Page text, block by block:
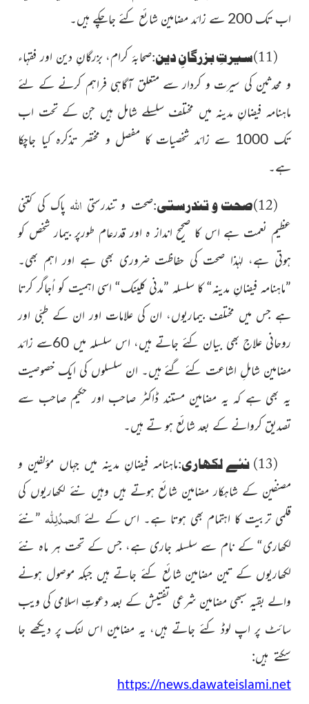
اب تک 200 سے زائد مضامین شائع کئے جاچکے ہیں۔
(11)سیرتِ بزرگانِ دین:
صحابۂ کرام، بزرگانِ دین اور فقہاء
و محدثین کی سیرت و کردار سے متعلق آگاہی فراہم کرنے کے لئے
ماہنامہ فیضانِ مدینہ میں مختلف سلسلے شامل ہیں جن کے تحت اب
تک 1000 سے زائد شخصیات کا مفصل و مختصر تذکرہ کیا جاچکا
ہے۔
(12)صحت و تندرستی: صحت و تندرستی اللہپاک کی کتنی
عظیم نعمت ہے اس کا صحیح انداز ہ اور قدرعام طورپر بیمار شخص کو
ہوتی ہے، لہٰذا صحت کی حفاظت ضروری بھی ہے اور اہم بھی۔
”ماہنامہ فیضانِ مدینہ“ کاسلسلہ ”مدنی کلینک“ اسی اہمیت کو اُجاگر کرتا
ہے جس میں مختلف بیماریوں، ان کی علامات اور ان کے طبّی اور
روحانی علاج بھی بیان کئے جاتے ہیں، اس سلسلہ میں 60سے زائد
مضامین شاملِ اشاعت کئے گئے ہیں۔ ان سلسلوں کی ایک خصوصیت
یہ بھی ہے کہ یہ مضامین مستند ڈاکٹر صاحب اور حکیم صاحب سے
تصدیق کروانے کے بعد شائع ہو تے ہیں۔
(13) نئے لکھاری:
ماہنامہ فیضانِ مدینہ میں جہاں مؤلفین و
مصنفین کے شاہکار مضامین شائع ہوتے ہیں وہیں نئے لکھاریوں کی
قلمی تربیت کا اہتمام بھی ہوتا ہے۔ اس کے لئےاَلحمدُلِلّٰہ ”نئے
لکھاری“کے نام سے سلسلہ جاری ہے، جس کے تحت ہر ماہ نئے
لکھاریوں کے تین مضامین شائع کئے جاتے ہیں جبکہ موصول ہونے
والے بقیہ سبھی مضامین شرعی تفتیش کے بعد دعوتِ اسلامی کی ویب
سائٹ پر اپ لوڈ کئے جاتے ہیں، یہ مضامین اس لنک پر دیکھے جا
سکتے ہیں:
https://news.dawateislami.net